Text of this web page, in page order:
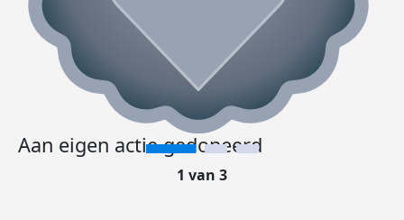
Aan eigen actie gedoneerd
1 van 3